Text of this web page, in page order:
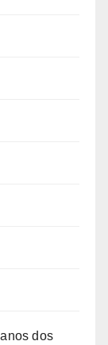
dos